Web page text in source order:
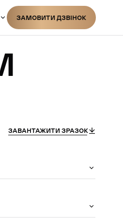
ЗАМОВИТИ ДЗВІНОК
ЗАВАНТАЖИТИ ЗРАЗОК